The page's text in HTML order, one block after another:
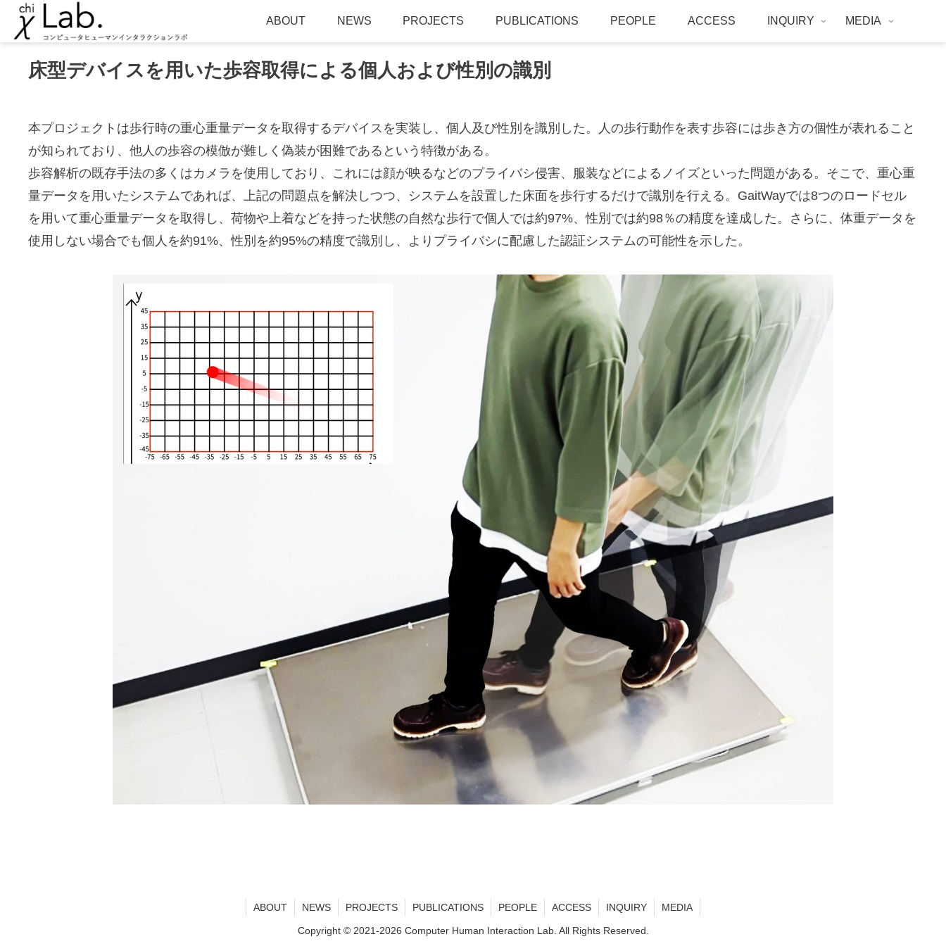
ABOUT NEWS PROJECTS PUBLICATIONS PEOPLE ACCESS INQUIRY MEDIA
床型デバイスを用いた歩容取得による個人および性別の識別
本プロジェクトは歩行時の重心重量データを取得するデバイスを実装し、個人及び性別を識別した。人の歩行動作を表す歩容には歩き方の個性が表れること
が知られており、他人の歩容の模倣が難しく偽装が困難であるという特徴がある。
歩容解析の既存手法の多くはカメラを使用しており、これには顔が映るなどのプライバシ侵害、服装などによるノイズといった問題がある。そこで、重心重
量データを用いたシステムであれば、上記の問題点を解決しつつ、システムを設置した床面を歩行するだけで識別を行える。GaitWayでは8つのロードセル
を用いて重心重量データを取得し、荷物や上着などを持った状態の自然な歩行で個人では約97%、性別では約98％の精度を達成した。さらに、体重データを
使用しない場合でも個人を約91%、性別を約95%の精度で識別し、よりプライバシに配慮した認証システムの可能性を示した。
ABOUT NEWS PROJECTS PUBLICATIONS PEOPLE ACCESS INQUIRY MEDIA
Copyright © 2021-2026 Computer Human Interaction Lab. All Rights Reserved.